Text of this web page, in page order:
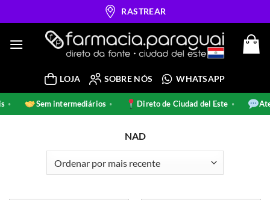
to
RASTREAR
LOJA SOBRE NÓS WHATSAPP
Sem intermediários Direto de Ciudad del Este
NAD